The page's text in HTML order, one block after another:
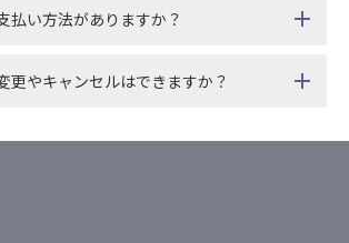
払い方法がありますか？
更やキャンセルはできますか？